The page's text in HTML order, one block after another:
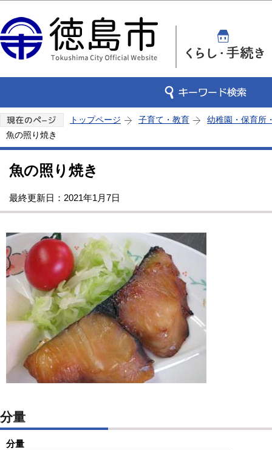
トップページ 子育て・教育
幼稚園・保育所
魚の照り焼き
魚の照り焼き
最終更新日：2021年1月7日
分量
分量